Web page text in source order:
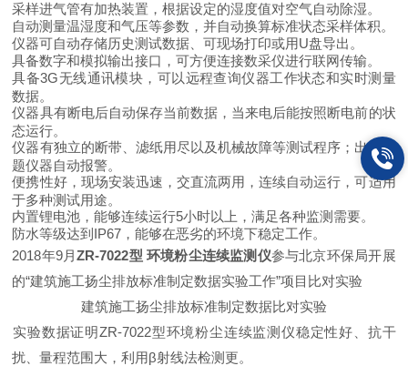
采样进气管有加热装置，根据设定的湿度值对空气自动除湿。
自动测量温湿度和气压等参数，并自动换算标准状态采样体积。
仪器可自动存储历史测试数据、可现场打印或用U盘导出。
具备数字和模拟输出接口，可方便连接数采仪进行联网传输。
具备3G无线通讯模块，可以远程查询仪器工作状态和实时测量
数据。
仪器具有断电后自动保存当前数据，当来电后能按照断电前的状
态运行。
仪器有独立的断带、滤纸用尽以及机械故障等测试程序；出现问
题仪器自动报警。
便携性好，现场安装迅速，交直流两用，连续自动运行，可适用
于多种测试用途。
内置锂电池，能够连续运行5小时以上，满足各种监测需要。
防水等级达到IP67，能够在恶劣的环境下稳定工作。
2018年9月ZR-7022型 环境粉尘连续监测仪参与北京环保局开展
的“建筑施工扬尘排放标准制定数据实验工作”项目比对实验
建筑施工扬尘排放标准制定数据比对实验
实验数据证明ZR-7022型环境粉尘连续监测仪稳定性好、抗干
扰、量程范围大，利用β射线法检测更。